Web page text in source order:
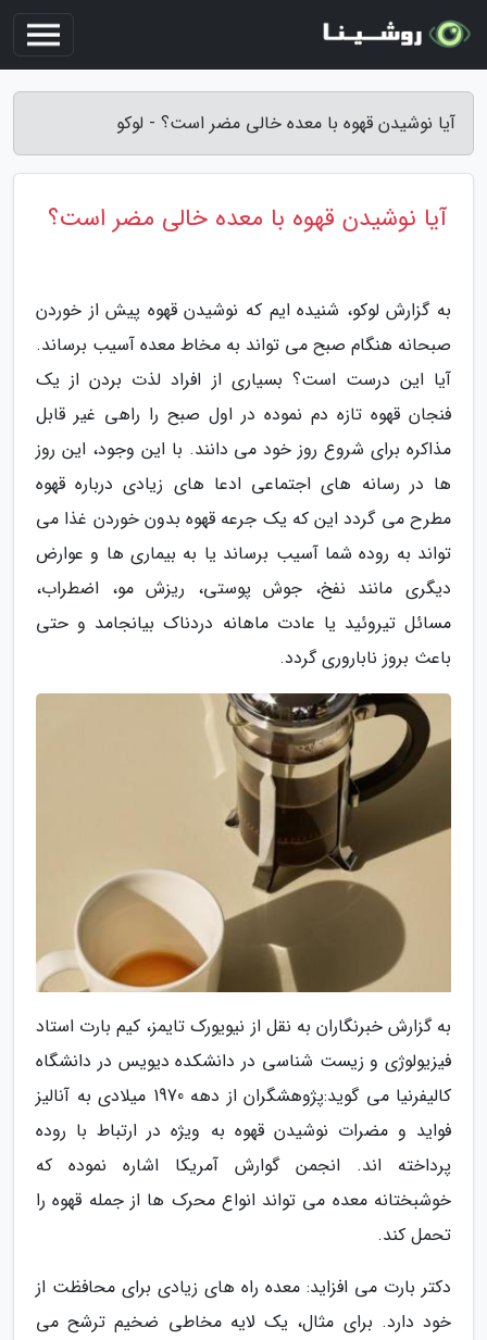
آیا نوشیدن قهوه با معده خالی مضر است؟ - لوکو
آیا نوشیدن قهوه با معده خالی مضر است؟
به گزارش لوکو، شنیده ایم که نوشیدن قهوه پیش از خوردن
صبحانه هنگام صبح می تواند به مخاط معده آسیب برساند.
آیا این درست است؟ بسیاری از افراد لذت بردن از یک
فنجان قهوه تازه دم نموده در اول صبح را راهی غیر قابل
مذاکره برای شروع روز خود می دانند. با این وجود، این روز
ها در رسانه های اجتماعی ادعا های زیادی درباره قهوه
مطرح می گردد این که یک جرعه قهوه بدون خوردن غذا می
تواند به روده شما آسیب برساند یا به بیماری ها و عوارض
دیگری مانند نفخ، جوش پوستی، ریزش مو، اضطراب،
مسائل تیروئید یا عادت ماهانه دردناک بیانجامد و حتی
باعث بروز ناباروری گردد.
به گزارش خبرنگاران به نقل از نیویورک تایمز، کیم بارت استاد
فیزیولوژی و زیست شناسی در دانشکده دیویس در دانشگاه
کالیفرنیا می گوید:پژوهشگران از دهه 1970 میلادی به آنالیز
فواید و مضرات نوشیدن قهوه به ویژه در ارتباط با روده
پرداخته اند. انجمن گوارش آمریکا اشاره نموده که
خوشبختانه معده می تواند انواع محرک ها از جمله قهوه را
تحمل کند.
دکتر بارت می افزاید: معده راه های زیادی برای محافظت از
خود دارد. برای مثال، یک لایه مخاطی ضخیم ترشح می